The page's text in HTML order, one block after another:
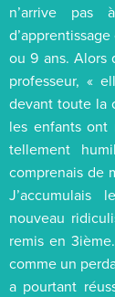
n’arrive
ou 9 ans. Alors
professeur, «
devant toute la
les enfants ont
tellement
comprenais de
J’accumulais
nouveau
remis en
comme un
a pourtant